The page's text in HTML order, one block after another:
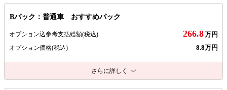
Bパック：普通車 おすすめパック
オプション込参考支払総額(税込) 266.8万円
オプション価格(税込) 8.8万円
さらに詳しく